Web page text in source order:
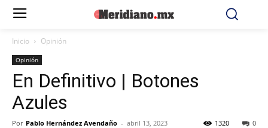
Inicio Opinión
Opinión
En Definitivo | Botones
Azules
Por Pablo Hernández Avendaño - abril 13, 2023 0
1320